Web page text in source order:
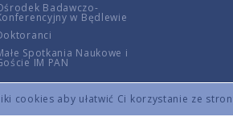
cookies aby ułatwić Ci korzystanie ze
Badawczo-
w Będlewie
Spotkania Naukowe i
IM PAN